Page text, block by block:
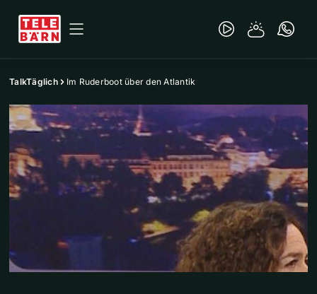
TalkTäglich Im Ruderboot über den Atlantik